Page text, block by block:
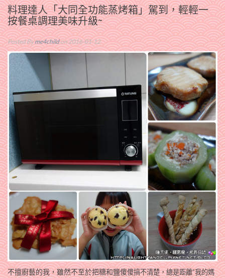
料理達人「大同全功能蒸烤箱」駕到，輕輕一
按餐桌調理美味升級~
Posted Byme4childon 2016-01-12
不擅廚藝的我，雖然不至於把糖和鹽傻傻搞不清楚，總是距離”我的媽